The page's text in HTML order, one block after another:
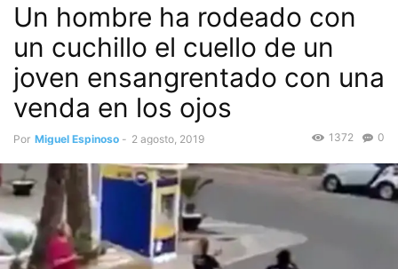
Un hombre ha rodeado con
un cuchillo el cuello de un
joven ensangrentado con una
venda en los ojos
Por Miguel Espinoso - 2 agosto, 2019 0
1372